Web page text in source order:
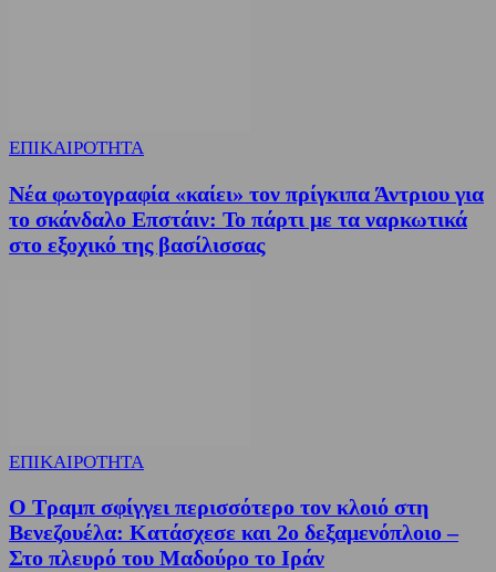
ΕΠΙΚΑΙΡΟΤΗΤΑ
Νέα φωτογραφία «καίει» τον πρίγκιπα Άντριου για
το σκάνδαλο Επστάιν: Το πάρτι με τα ναρκωτικά
στο εξοχικό της βασίλισσας
ΕΠΙΚΑΙΡΟΤΗΤΑ
Ο Τραμπ σφίγγει περισσότερο τον κλοιό στη
Βενεζουέλα: Κατάσχεσε και 2ο δεξαμενόπλοιο –
Στο πλευρό του Μαδούρο το Ιράν